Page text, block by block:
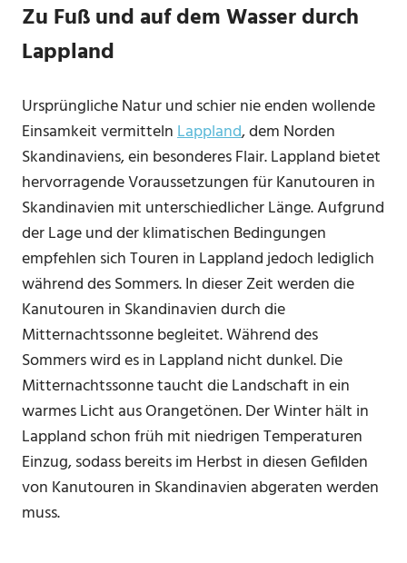
Zu Fuß und auf dem Wasser durch
Lappland
Ursprüngliche Natur und schier nie enden wollende
Einsamkeit vermittelnLappland, dem Norden
Skandinaviens, ein besonderes Flair. Lappland bietet
hervorragende Voraussetzungen für Kanutouren in
Skandinavien mit unterschiedlicher Länge. Aufgrund
der Lage und der klimatischen Bedingungen
empfehlen sich Touren in Lappland jedoch lediglich
während des Sommers. In dieser Zeit werden die
Kanutouren in Skandinavien durch die
Mitternachtssonne begleitet. Während des
Sommers wird es in Lappland nicht dunkel. Die
Mitternachtssonne taucht die Landschaft in ein
warmes Licht aus Orangetönen. Der Winter hält in
Lappland schon früh mit niedrigen Temperaturen
Einzug, sodass bereits im Herbst in diesen Gefilden
von Kanutouren in Skandinavien abgeraten werden
muss.